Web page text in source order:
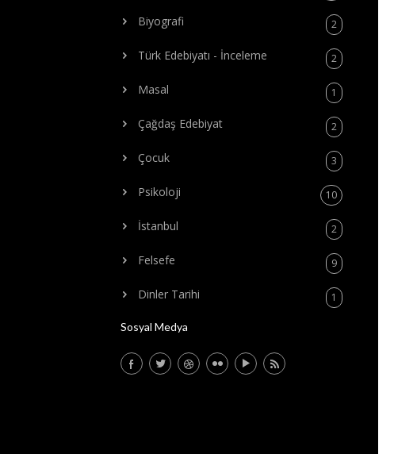
Biyografi 2
Türk Edebiyatı - İnceleme 2
Masal 1
Çağdaş Edebiyat 2
Çocuk 3
Psikoloji 10
İstanbul 2
Felsefe 9
Dinler Tarihi 1
Sosyal Medya